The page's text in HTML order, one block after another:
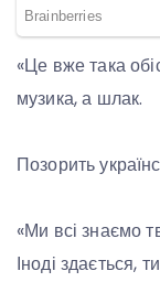
«Це вже така
музика, а шлак.
Позорить
«Ми всі знаємо
Іноді здається,